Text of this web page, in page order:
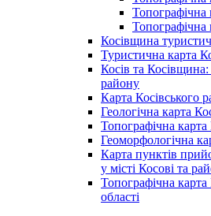
Топографічна
Топографічна
Косівщина
Туристична карта
Косів та
району
Карта Косівського
Геологічна карта
Топографічна
Геоморфологічна
Карта пунктів
у місті Косові та
Топографічна карта
області